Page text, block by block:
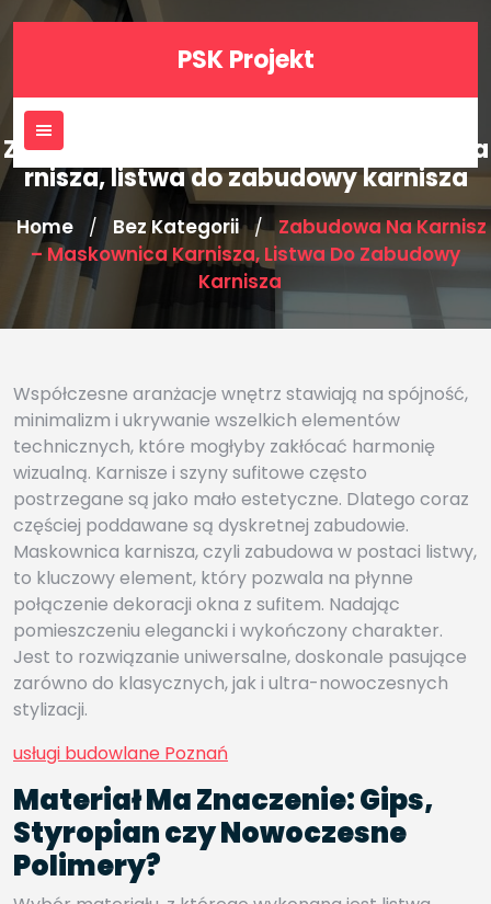
PSK Projekt
Zabudowa na karnisz – maskownica ka
rnisza, listwa do zabudowy karnisza
Home / Bez Kategorii / Zabudowa Na Karnisz
– Maskownica Karnisza, Listwa Do Zabudowy
Karnisza
Współczesne aranżacje wnętrz stawiają na spójność,
minimalizm i ukrywanie wszelkich elementów
technicznych, które mogłyby zakłócać harmonię
wizualną. Karnisze i szyny sufitowe często
postrzegane są jako mało estetyczne. Dlatego coraz
częściej poddawane są dyskretnej zabudowie.
Maskownica karnisza, czyli zabudowa w postaci listwy,
to kluczowy element, który pozwala na płynne
połączenie dekoracji okna z sufitem. Nadając
pomieszczeniu elegancki i wykończony charakter.
Jest to rozwiązanie uniwersalne, doskonale pasujące
zarówno do klasycznych, jak i ultra-nowoczesnych
stylizacji.
usługi budowlane Poznań
Materiał Ma Znaczenie: Gips,
Styropian czy Nowoczesne
Polimery?